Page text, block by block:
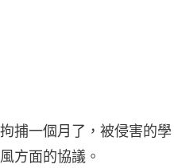
捕一個月了，被侵害的學
方面的協議。